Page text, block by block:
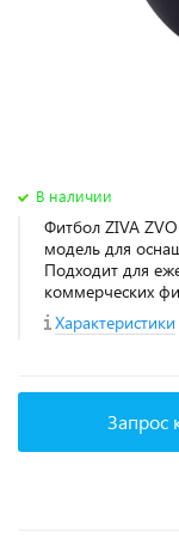
В наличии
Фитбол ZIVA
модель для
Подходит для
коммерческих
Характеристики
Запрос